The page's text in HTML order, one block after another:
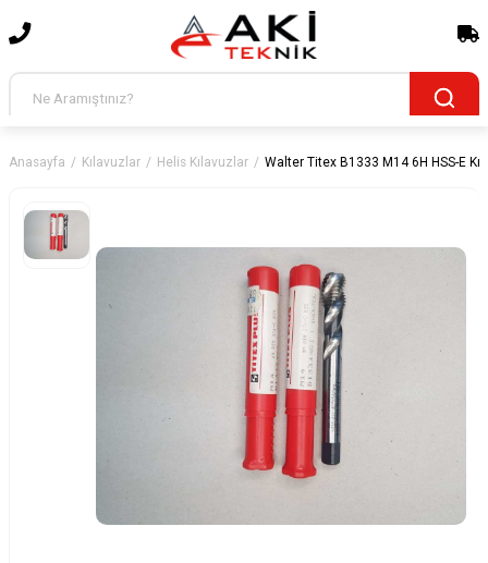
Anasayfa Kılavuzlar Helis Kılavuzlar Walter Titex B1333 M14 6H HSS-E